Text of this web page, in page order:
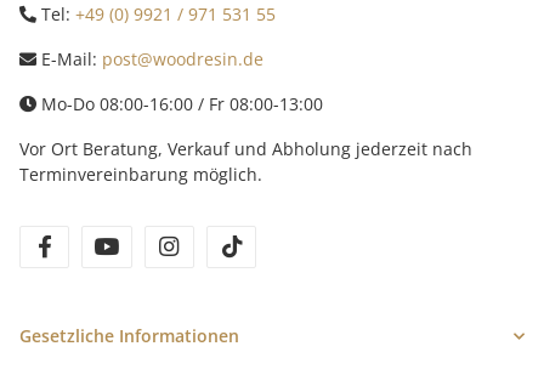
Tel: +49 (0) 9921 / 971 531 55
E-Mail: post@woodresin.de
Mo-Do 08:00-16:00 / Fr 08:00-13:00
Vor Ort Beratung, Verkauf und Abholung jederzeit nach
Terminvereinbarung möglich.
facebookyoutube instagram
Gesetzliche Informationen